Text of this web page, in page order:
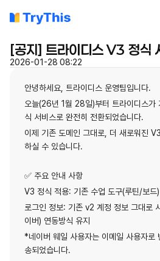
[공지] 트라이디스 V3 정식
2026-01-28 08:22
안녕하세요, 트라이디스 운영팀입니다.
오늘(26년 1월 28일)부터 트라이디스
식 서비스로 완전히 전환되었습니다.
이제 기존 도메인 그대로, 더 새로워진
하실 수 있습니다.
✅ 주요 안내 사항
V3 정식 적용: 기존 수업 도구(루틴/보드
로그인 정보: 기존 v2 계정 정보 그대로
이버) 연동방식 유지
*네이버 웨일 사용자는 이메일 사용자로
송되었습니다.